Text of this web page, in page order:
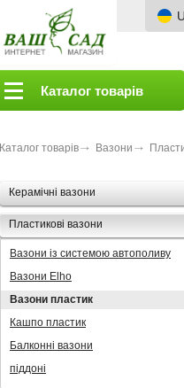
Каталог товарів
Каталог товарів Вазони
Керамічні вазони
Пластикові вазони
Вазони із системою автополиву
Вазони Elho
Вазони пластик
Кашпо пластик
Балконні вазони
піддоні